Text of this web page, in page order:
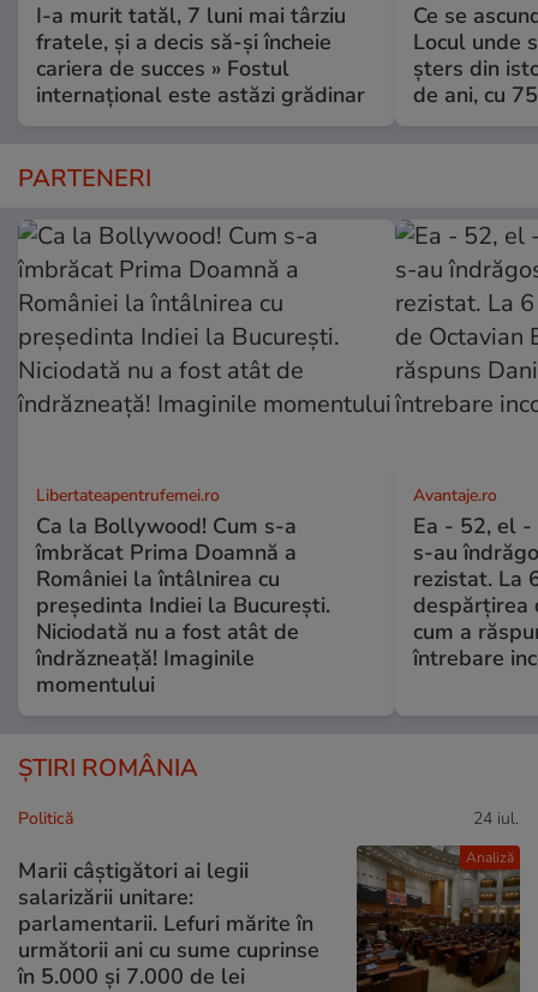
I-a murit tatăl, 7 luni mai târziu
fratele, și a decis să-și încheie
cariera de succes » Fostul
internațional este astăzi grădinar
Ce se
Locul unde
șters din
de ani, cu
PARTENERI
Libertateapentrufemei.ro
Ca la Bollywood! Cum s-a
îmbrăcat Prima Doamnă a
României la întâlnirea cu
președinta Indiei la București.
Niciodată nu a fost atât de
îndrăzneață! Imaginile
momentului
Avantaje.ro
Ea - 52, el -
s-au
rezistat. La
despărțirea
cum a
întrebare
ȘTIRI ROMÂNIA
Analiză
Politică 24 iul.
Marii câștigători ai legii
salarizării unitare:
parlamentarii. Lefuri mărite în
următorii ani cu sume cuprinse
în 5.000 și 7.000 de lei